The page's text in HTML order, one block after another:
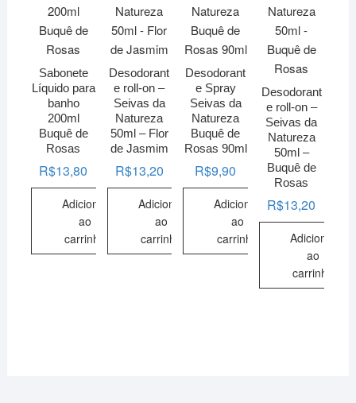
Sabonete
Líquido para
banho
200ml
Buquê de
Rosas
R$13,80
Adicionar
ao
carrinho
Desodorant
e roll-on –
Seivas da
Natureza
50ml – Flor
de Jasmim
R$13,20
Adicionar
ao
carrinho
Desodorant
e Spray
Seivas da
Natureza
Buquê de
Rosas 90ml
R$9,90
Adicionar
ao
carrinho
Desodorant
e roll-on –
Seivas da
Natureza
50ml –
Buquê de
Rosas
R$13,20
Adicionar
ao
carrinho